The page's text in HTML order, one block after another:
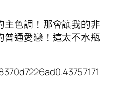
主色調！那會讓我的非
普通愛戀！這太不水瓶